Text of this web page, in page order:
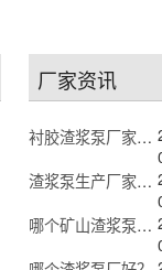
厂家资讯
衬胶渣浆泵厂家哪家好？
渣浆泵生产厂家排名
哪个矿山渣浆泵厂家好？